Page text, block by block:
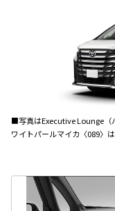
■写真はExecutive Lounge（
ワイトパールマイカ〈089〉